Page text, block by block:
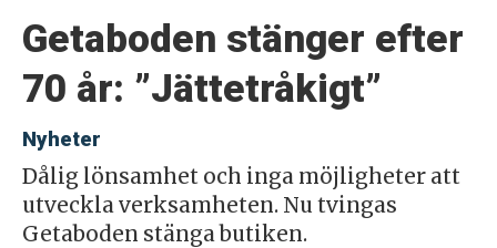
Getaboden stänger efter
70 år: ”Jättetråkigt”
Nyheter
Dålig lönsamhet och inga möjligheter att
utveckla verksamheten. Nu tvingas
Getaboden stänga butiken.